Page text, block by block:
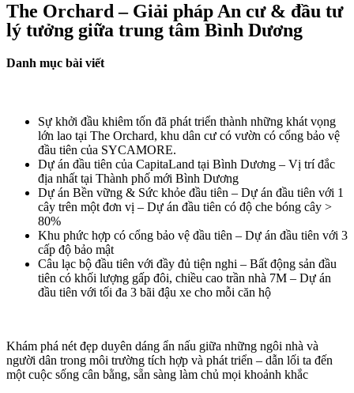
The Orchard – Giải pháp An cư & đầu tư
lý tưởng giữa trung tâm Bình Dương
Danh mục bài viết
Sự khởi đầu khiêm tốn đã phát triển thành những khát vọng
lớn lao tại The Orchard, khu dân cư có vườn có cổng bảo vệ
đầu tiên của SYCAMORE.
Dự án đầu tiên của CapitaLand tại Bình Dương – Vị trí đắc
địa nhất tại Thành phố mới Bình Dương
Dự án Bền vững & Sức khỏe đầu tiên – Dự án đầu tiên với 1
cây trên một đơn vị – Dự án đầu tiên có độ che bóng cây >
80%
Khu phức hợp có cổng bảo vệ đầu tiên – Dự án đầu tiên với 3
cấp độ bảo mật
Câu lạc bộ đầu tiên với đầy đủ tiện nghi – Bất động sản đầu
tiên có khối lượng gấp đôi, chiều cao trần nhà 7M – Dự án
đầu tiên với tối đa 3 bãi đậu xe cho mỗi căn hộ
Khám phá nét đẹp duyên dáng ẩn nấu giữa những ngôi nhà và
người dân trong môi trường tích hợp và phát triển – dẫn lối ta đến
một cuộc sống cân bằng, sẵn sàng làm chủ mọi khoảnh khắc